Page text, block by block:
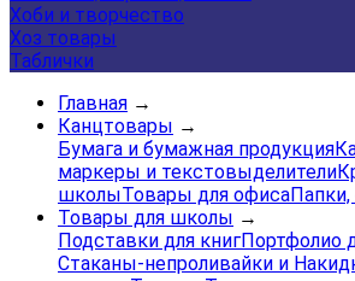
Хоби и творчество
Хоз товары
Таблички
Главная →
Канцтовары →
Бумага и бумажная продукция
маркеры и текстовыделители
школыТовары для офиса
Товары для школы →
Подставки для книгПортфолио
Стаканы-непроливайки и